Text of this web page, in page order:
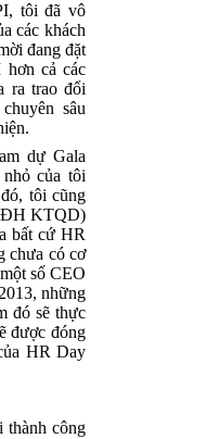
tôi đã vô
các khách
đang đặt
cả các
ra trao đổi
sâu
dự Gala
của tôi
tôi cũng
KTQD)
bất cứ HR
chưa có cơ
số CEO
những
đó sẽ thực
được đóng
HR Day
công